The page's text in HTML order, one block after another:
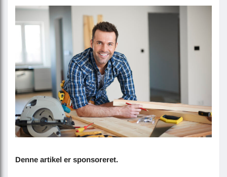
Denne artikel er sponsoreret.